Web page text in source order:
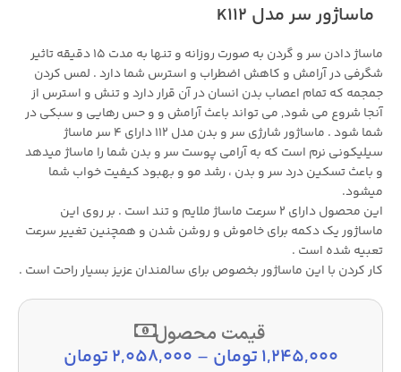
ماساژور سر مدل K112
ماساژ دادن سر و گردن به صورت روزانه و تنها به مدت 15 دقیقه تاثیر
شگرفی در آرامش و کاهش اضطراب و استرس شما دارد . لمس کردن
جمجمه که تمام اعصاب بدن انسان در آن قرار دارد و تنش و استرس از
آنجا شروع می شود, می تواند باعث آرامش و و حس رهایی و سبکی در
شما شود . ماساژور شارژی سر و بدن مدل 112 دارای 4 سر ماساژ
سیلیکونی نرم است که به آرامی پوست سر و بدن شما را ماساژ میدهد
و باعث تسکین درد سر و بدن ، رشد مو و بهبود کیفیت خواب شما
میشود.
این محصول دارای 2 سرعت ماساژ ملایم و تند است . بر روی این
ماساژور یک دکمه برای خاموش و روشن شدن و همچنین تغییر سرعت
تعبیه شده است .
کار کردن با این ماساژور بخصوص برای سالمندان عزیز بسیار راحت است .
قیمت محصول
1,245,000تومان –
2,058,000تومان